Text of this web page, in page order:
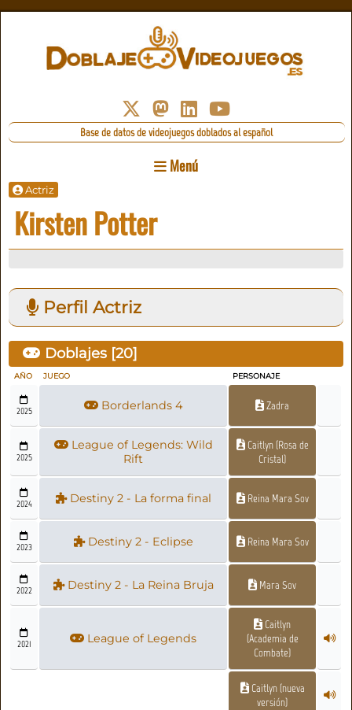
Base de datos de videojuegos doblados al español
Menú
Actriz
Kirsten Potter
Perfil Actriz
Doblajes [20]
AÑO JUEGO PERSONAJE
2025 Borderlands 4 Zadra
2025
League of Legends: Wild
Rift
Caitlyn (Rosa de
Cristal)
2024 Destiny 2 - La forma final Reina Mara Sov
2023 Destiny 2 - Eclipse Reina Mara Sov
2022 Destiny 2 - La Reina Bruja Mara Sov
2021 League of Legends
Caitlyn
(Academia de
Combate)
Caitlyn (nueva
versión)